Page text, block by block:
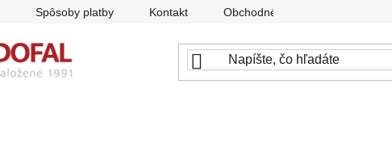
Spôsoby platby Kontakt Obchodné podmienky